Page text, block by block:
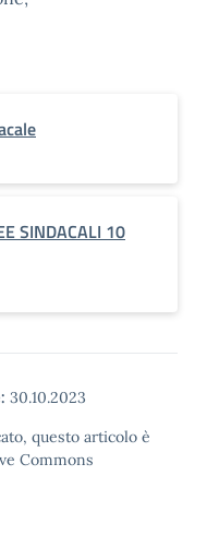
SINDACALI 10
30.10.2023
questo articolo è
Commons